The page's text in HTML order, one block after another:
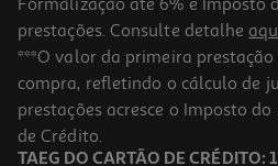
Saco Tiracolo Stitch Silicone
9.99 €/un
9,99 €
prestações. Consulte detalhe
***O valor da primeira prestação
compra, refletindo o cálculo de
prestações acresce o Imposto
de Crédito.
TAEG DO CARTÃO DE CRÉDITO: